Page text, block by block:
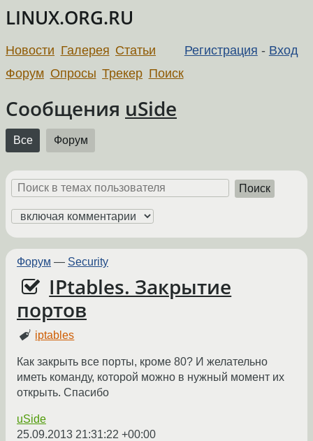
LINUX.ORG.RU
Регистрация - Вход
Новости Галерея Статьи
Форум Опросы Трекер Поиск
Сообщения uSide
Все Форум
Поиск
Форум — Security
IPtables. Закрытие
портов
iptables
Как закрыть все порты, кроме 80? И желательно
иметь команду, которой можно в нужный момент их
открыть. Спасибо
uSide
25.09.2013 21:31:22 +00:00